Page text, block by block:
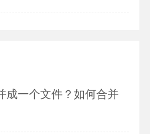
成一个文件？如何合并